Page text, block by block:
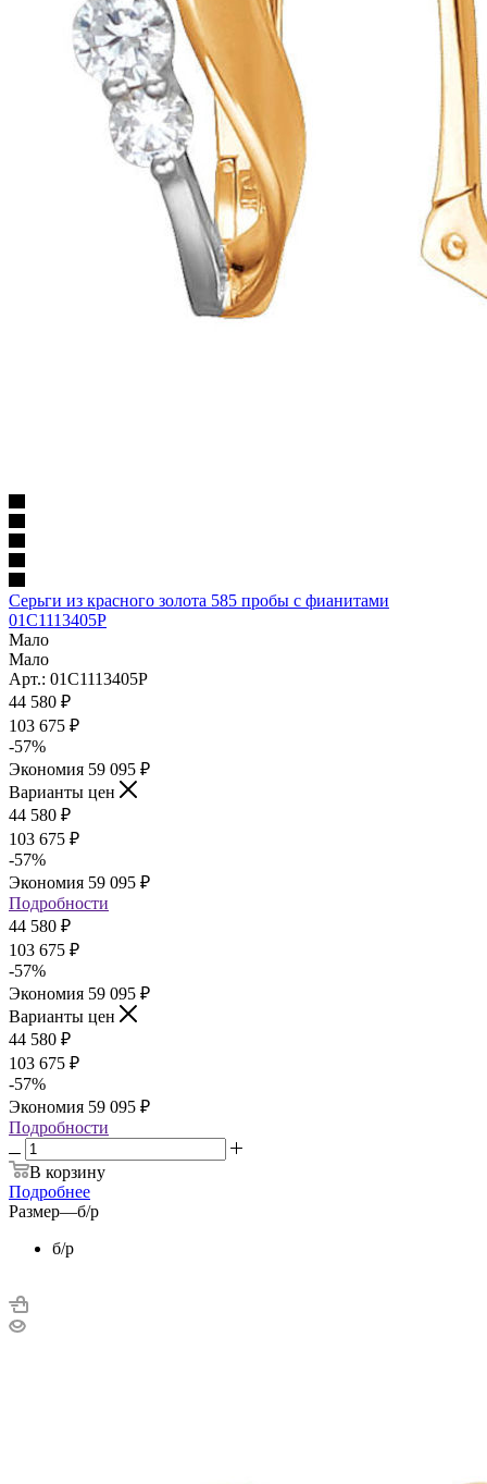
Серьги из красного золота 585 пробы с фианитами
01С1113405Р
Мало
Мало
Арт.: 01С1113405Р
44 580 ₽
103 675 ₽
-57%
Экономия 59 095 ₽
Варианты цен
44 580 ₽
103 675 ₽
-57%
Экономия 59 095 ₽
Подробности
44 580 ₽
103 675 ₽
-57%
Экономия 59 095 ₽
Варианты цен
44 580 ₽
103 675 ₽
-57%
Экономия 59 095 ₽
Подробности
В корзину
Подробнее
Размер—б/р
б/р